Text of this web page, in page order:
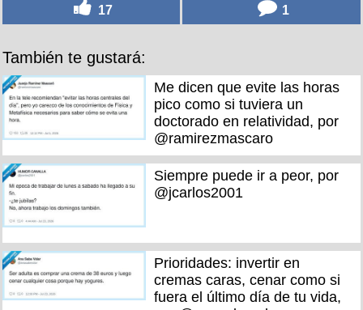
17 1
También te gustará:
Me dicen que evite las horas
pico como si tuviera un
doctorado en relatividad, por
@ramirezmascaro
Siempre puede ir a peor, por
@jcarlos2001
Prioridades: invertir en
cremas caras, cenar como si
fuera el último día de tu vida,